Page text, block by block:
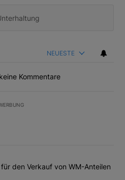
NEUESTE
Kommentare
am meisten kommentierten
"Fifa verwirft Pläne für den
den Verkauf von WM-Anteilen